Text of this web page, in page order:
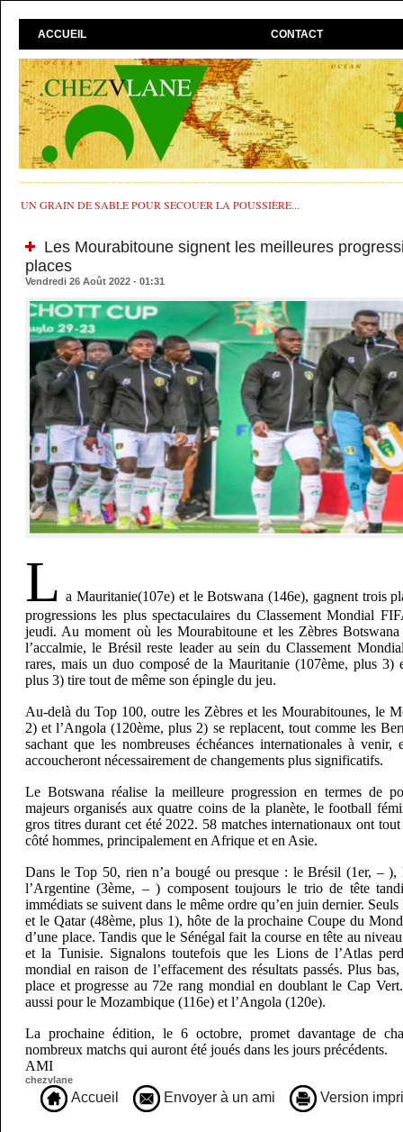
ACCUEIL CONTACT
UN GRAIN DE SABLE POUR SECOUER LA POUSSIÈRE...
Les Mourabitoune signent les meilleures
places
Vendredi 26 Août 2022 - 01:31
L a Mauritanie(107e) et le Botswana (146e), gagnent trois
progressions les plus spectaculaires du Classement Mondial
jeudi. Au moment où les Mourabitoune et les Zèbres
l’accalmie, le Brésil reste leader au sein du Classement
rares, mais un duo composé de la Mauritanie (107ème, plus 3)
plus 3) tire tout de même son épingle du jeu.
Au-delà du Top 100, outre les Zèbres et les Mourabitounes, le
2) et l’Angola (120ème, plus 2) se replacent, tout comme les
sachant que les nombreuses échéances internationales à venir,
accoucheront nécessairement de changements plus significatifs.
Le Botswana réalise la meilleure progression en termes de
majeurs organisés aux quatre coins de la planète, le football
gros titres durant cet été 2022. 58 matches internationaux ont
côté hommes, principalement en Afrique et en Asie.
Dans le Top 50, rien n’a bougé ou presque : le Brésil (1er, –
l’Argentine (3ème, – ) composent toujours le trio de tête
immédiats se suivent dans le même ordre qu’en juin dernier.
et le Qatar (48ème, plus 1), hôte de la prochaine Coupe du
d’une place. Tandis que le Sénégal fait la course en tête au
et la Tunisie. Signalons toutefois que les Lions de l’Atlas
mondial en raison de l’effacement des résultats passés. Plus
place et progresse au 72e rang mondial en doublant le Cap
aussi pour le Mozambique (116e) et l’Angola (120e).
La prochaine édition, le 6 octobre, promet davantage de
nombreux matchs qui auront été joués dans les jours précédents.
AMI
chezvlane
Accueil Envoyer à un ami Version